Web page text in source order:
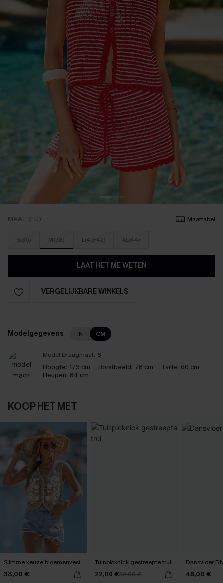
MAAT (EU) Maattabel
S(36) M(38) L(40/42) XL(44)
LAAT HET ME WETEN
VERGELIJKBARE WINKELS
Modelgegevens IN CM
Model Draagmaat: S
Hoogte: 173 cm Borstbeeld: 78 cm Taille: 60 cm
Heupen: 84 cm
KOOP HET MET
Slimme keuze bloemenvest
38,00 €
Tuinpicknick gestreepte trui
22,00 €32,00 €
Dansvloer
46,00 €